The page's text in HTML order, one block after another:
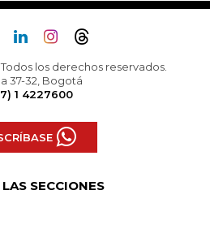
los derechos reservados.
37-32, Bogotá
1 4227600
SECCIONES